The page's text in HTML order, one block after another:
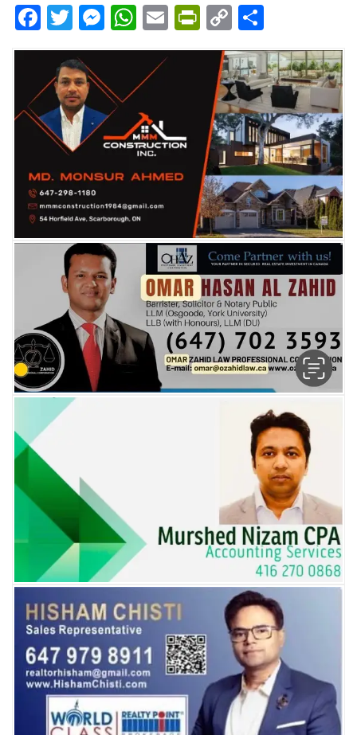
Facebook
Twitter
Messenger
WhatsApp
EmailPrintFriendly
Copy
Link